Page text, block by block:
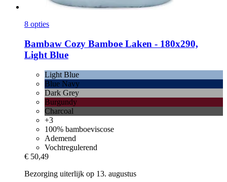
8 opties
Bambaw Cozy Bamboe Laken -​ 180x290,
Light Blue
Light Blue
Blue Navy
Dark Grey
Burgundy
Charcoal
+3
100% bamboeviscose
Ademend
Vochtregulerend
€ 50,49
Bezorging uiterlijk op 13. augustus